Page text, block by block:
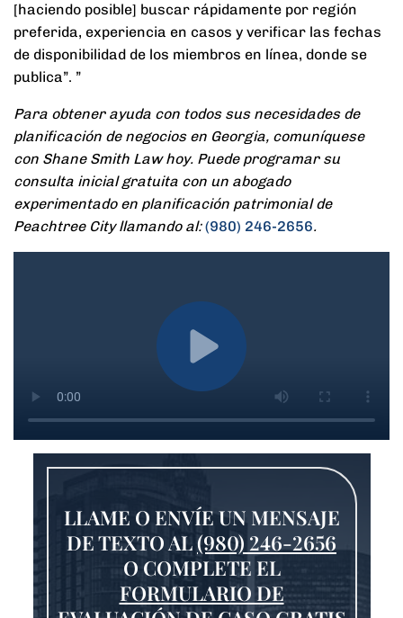
[haciendo posible] buscar rápidamente por región
preferida, experiencia en casos y verificar las fechas
de disponibilidad de los miembros en línea, donde se
publica”. ”
Para obtener ayuda con todos sus necesidades de
planificación de negocios en Georgia, comuníquese
con Shane Smith Law hoy. Puede programar su
consulta inicial gratuita con un abogado
experimentado en planificación patrimonial de
Peachtree City llamando al:(980) 246-2656.
LLAME O ENVÍE UN MENSAJE
DE TEXTO AL(980) 246-2656
O COMPLETE EL
FORMULARIO DE